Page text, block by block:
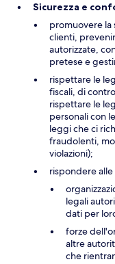
Sicurezza e
promuovere la
clienti,
autorizzate,
pretese e
rispettare le
fiscali, di
rispettare le
personali con
leggi che ci
fraudolenti,
violazioni);
rispondere
legali
dati per
forze
altre
che